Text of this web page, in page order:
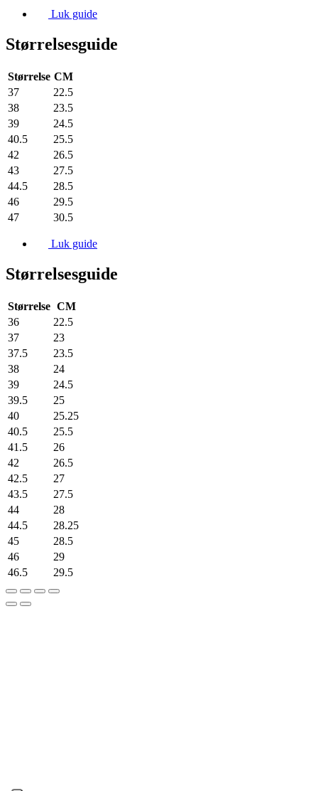
Luk guide
Størrelsesguide
Størrelse CM
37
22.5
38
23.5
39
24.5
40.5
25.5
42
26.5
43
27.5
44.5
28.5
46
29.5
47
30.5
Luk guide
Størrelsesguide
Størrelse CM
36
22.5
37
23
37.5
23.5
38
24
39
24.5
39.5
25
40
25.25
40.5
25.5
41.5
26
42
26.5
42.5
27
43.5
27.5
44
28
44.5
28.25
45
28.5
46
29
46.5
29.5